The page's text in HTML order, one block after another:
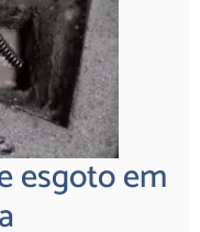
esgoto em